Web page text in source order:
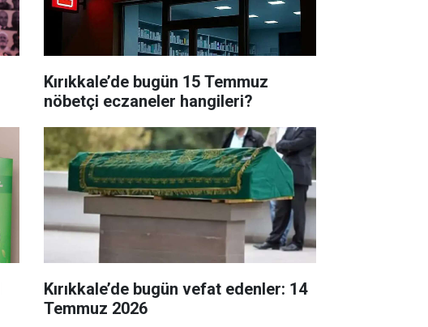
Kırıkkale’de bugün 15 Temmuz
nöbetçi eczaneler hangileri?
Kırıkkale’de bugün vefat edenler: 14
Temmuz 2026